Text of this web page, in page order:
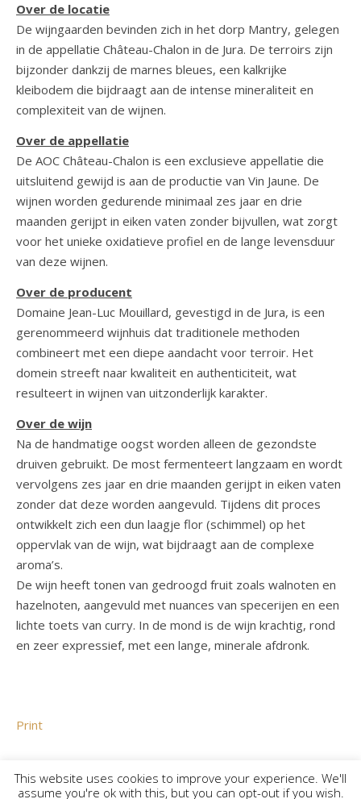
Over de locatie
De wijngaarden bevinden zich in het dorp Mantry, gelegen
in de appellatie Château-Chalon in de Jura. De terroirs zijn
bijzonder dankzij de marnes bleues, een kalkrijke
kleibodem die bijdraagt aan de intense mineraliteit en
complexiteit van de wijnen.
Over de appellatie
De AOC Château-Chalon is een exclusieve appellatie die
uitsluitend gewijd is aan de productie van Vin Jaune. De
wijnen worden gedurende minimaal zes jaar en drie
maanden gerijpt in eiken vaten zonder bijvullen, wat zorgt
voor het unieke oxidatieve profiel en de lange levensduur
van deze wijnen.
Over de producent
Domaine Jean-Luc Mouillard, gevestigd in de Jura, is een
gerenommeerd wijnhuis dat traditionele methoden
combineert met een diepe aandacht voor terroir. Het
domein streeft naar kwaliteit en authenticiteit, wat
resulteert in wijnen van uitzonderlijk karakter.
Over de wijn
Na de handmatige oogst worden alleen de gezondste
druiven gebruikt. De most fermenteert langzaam en wordt
vervolgens zes jaar en drie maanden gerijpt in eiken vaten
zonder dat deze worden aangevuld. Tijdens dit proces
ontwikkelt zich een dun laagje flor (schimmel) op het
oppervlak van de wijn, wat bijdraagt aan de complexe
aroma’s.
De wijn heeft tonen van gedroogd fruit zoals walnoten en
hazelnoten, aangevuld met nuances van specerijen en een
lichte toets van curry. In de mond is de wijn krachtig, rond
en zeer expressief, met een lange, minerale afdronk.
Print
© Vinilicious 2026
This website uses cookies to improve your experience. We'll
assume you're ok with this, but you can opt-out if you wish.